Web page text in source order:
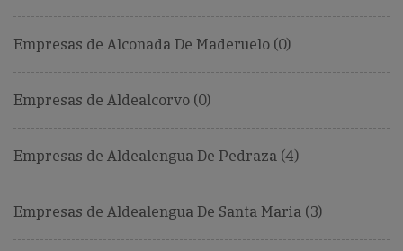
Empresas de Alconada De Maderuelo (0)
Empresas de Aldealcorvo (0)
Empresas de Aldealengua De Pedraza (4)
Empresas de Aldealengua De Santa Maria (3)